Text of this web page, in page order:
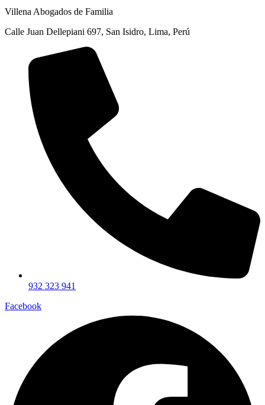
Villena Abogados de Familia
Calle Juan Dellepiani 697, San Isidro, Lima, Perú
932 323 941
Facebook